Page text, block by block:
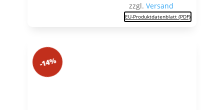
zzgl.Versand
EU-Produktdatenblatt (PDF)
-14%